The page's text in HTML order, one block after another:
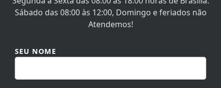
Sábado das 08:00 às 12:00, Domingo e feriados não
Atendemos!
SEU E-MAIL